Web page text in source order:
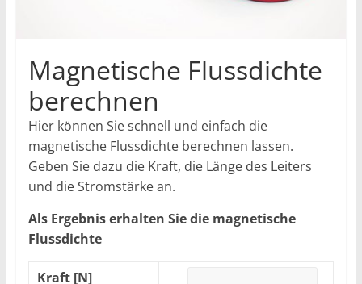
Magnetische Flussdichte
berechnen
Hier können Sie schnell und einfach die
magnetische Flussdichte berechnen lassen.
Geben Sie dazu die Kraft, die Länge des Leiters
und die Stromstärke an.
Als Ergebnis erhalten Sie die magnetische
Flussdichte
Kraft [N]